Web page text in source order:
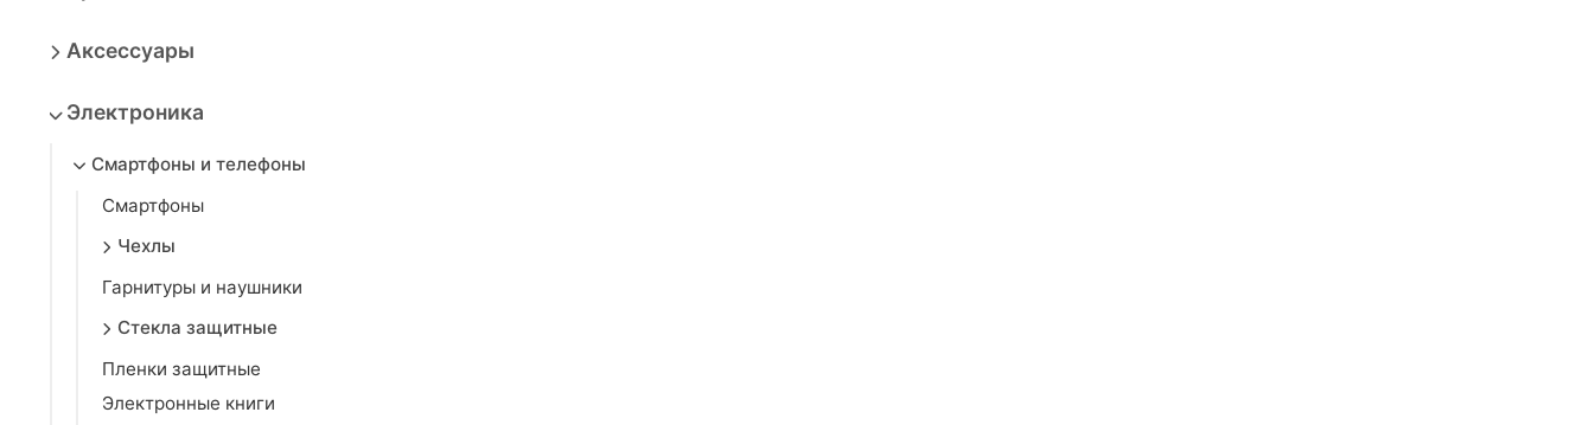
Аксессуары
Электроника
Смартфоны и телефоны
Смартфоны
Чехлы
Гарнитуры и наушники
Стекла защитные
Пленки защитные
Электронные книги